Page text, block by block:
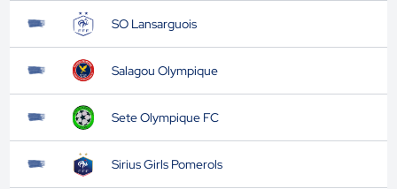
SO Lansarguois
Salagou Olympique
Sete Olympique FC
Sirius Girls Pomerols